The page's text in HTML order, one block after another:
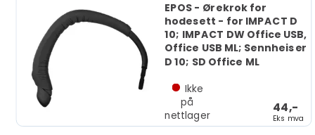
EPOS - Ørekrok for
hodesett - for IMPACT D
10; IMPACT DW Office USB,
Office USB ML; Sennheiser
D 10; SD Office ML
44,-
Eks mva
Ikke
på
nettlager